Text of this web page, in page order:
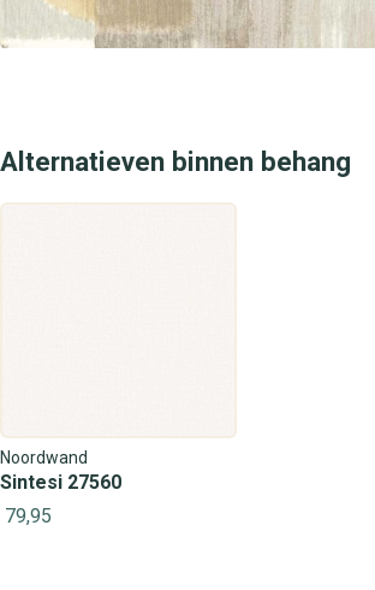
Alternatieven binnen behang
Noordwand
Sintesi 27560
79,95